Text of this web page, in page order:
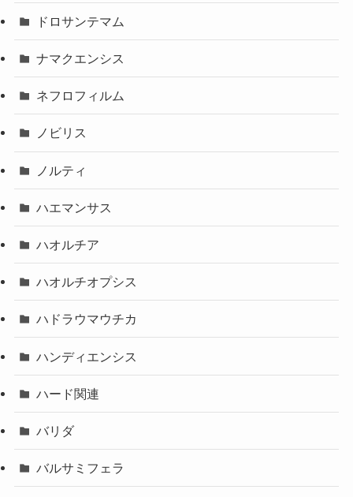
ドロサンテマム
ナマクエンシス
ネフロフィルム
ノビリス
ノルティ
ハエマンサス
ハオルチア
ハオルチオプシス
ハドラウマウチカ
ハンディエンシス
ハード関連
バリダ
バルサミフェラ